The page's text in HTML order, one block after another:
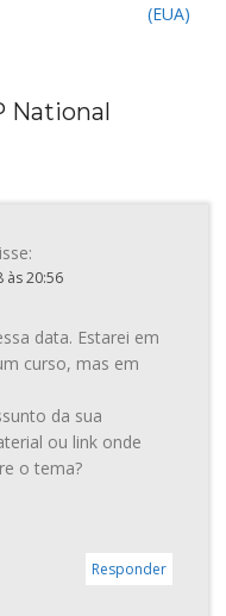
(EUA)
National
às 20:56
data. Estarei em
curso, mas em
da sua
ou link onde
o tema?
Responder